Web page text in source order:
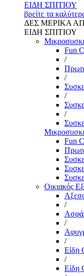
ΕΙΔΗ ΣΠΙΤΙΟΥ
βρείτε τα
ΔΕΣ ΜΕΡΙΚΑ
ΕΙΔΗ ΣΠΙΤΙΟΥ
Fun
/
/
/
/
Fun
Οικιακός
/
/
/
Είδη
/
Είδη